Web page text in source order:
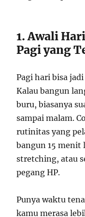
1. Awali
Pagi yang
Pagi hari bisa
Kalau bangun
buru, biasanya
sampai malam.
rutinitas yang
bangun 15
stretching, atau
pegang HP.
Punya waktu
kamu merasa